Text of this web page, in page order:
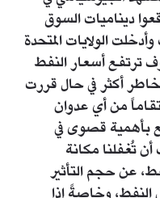
ديناميات السوق
الولايات المتحدة
ترتفع أسعار النفط
أكثر في حال قررت
من أي عدوان
بأهمية قصوى في
أن تُغفلنا مكانة
عن حجم التأثير